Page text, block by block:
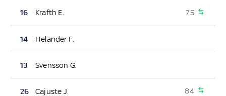
16 Krafth E. 75'
14 Helander F.
13 Svensson G.
26 Cajuste J. 84'